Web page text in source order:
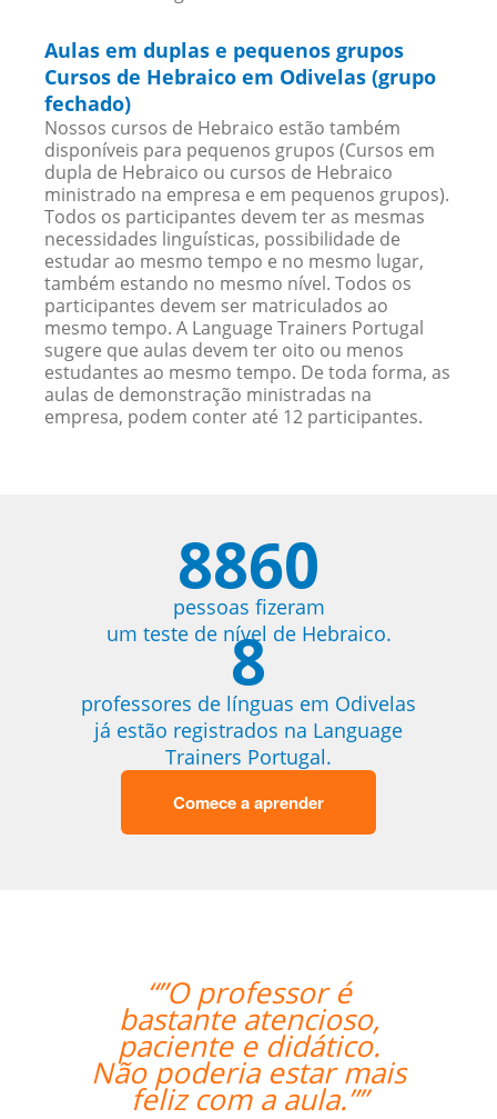
Aulas em duplas e pequenos grupos
Cursos de Hebraico em Odivelas (grupo
fechado)
Nossos cursos de Hebraico estão também
disponíveis para pequenos grupos (Cursos em
dupla de Hebraico ou cursos de Hebraico
ministrado na empresa e em pequenos grupos).
Todos os participantes devem ter as mesmas
necessidades linguísticas, possibilidade de
estudar ao mesmo tempo e no mesmo lugar,
também estando no mesmo nível. Todos os
participantes devem ser matriculados ao
mesmo tempo. A Language Trainers Portugal
sugere que aulas devem ter oito ou menos
estudantes ao mesmo tempo. De toda forma, as
aulas de demonstração ministradas na
empresa, podem conter até 12 participantes.
8860
pessoas fizeram
um teste de nível de Hebraico.
8
professores de línguas em Odivelas
já estão registrados na Language
Trainers Portugal.
Comece a aprender
“”O professor é
bastante atencioso,
paciente e didático.
Não poderia estar mais
feliz com a aula.””